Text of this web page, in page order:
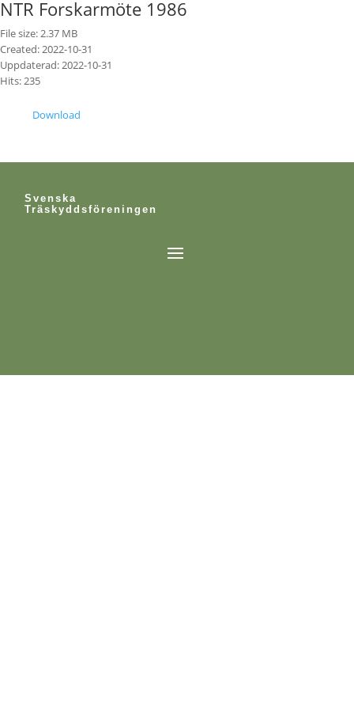
NTR Forskarmöte 1986
File size: 2.37 MB
Created: 2022-10-31
Uppdaterad: 2022-10-31
Hits: 235
Download
Svenska
Träskyddsföreningen